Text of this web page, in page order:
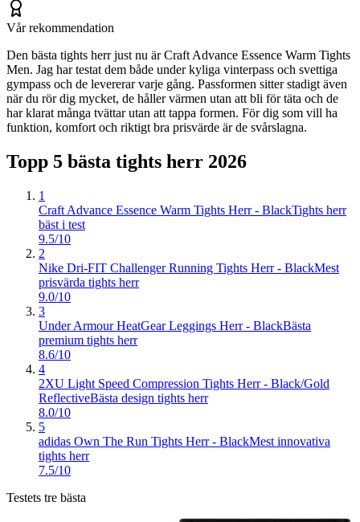
Vår rekommendation
Den bästa tights herr just nu är Craft Advance Essence Warm Tights
Men. Jag har testat dem både under kyliga vinterpass och svettiga
gympass och de levererar varje gång. Passformen sitter stadigt även
när du rör dig mycket, de håller värmen utan att bli för täta och de
har klarat många tvättar utan att tappa formen. För dig som vill ha
funktion, komfort och riktigt bra prisvärde är de svårslagna.
Topp 5 bästa tights herr 2026
1
Craft Advance Essence Warm Tights Herr - BlackTights herr
bäst i test
9.5/10
2
Nike Dri-FIT Challenger Running Tights Herr - BlackMest
prisvärda tights herr
9.0/10
3
Under Armour HeatGear Leggings Herr - BlackBästa
premium tights herr
8.6/10
4
2XU Light Speed Compression Tights Herr - Black/Gold
ReflectiveBästa design tights herr
8.0/10
5
adidas Own The Run Tights Herr - BlackMest innovativa
tights herr
7.5/10
Testets tre bästa